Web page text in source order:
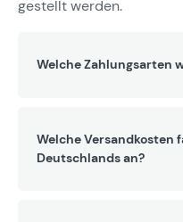
gestellt werden.
Welche Zahlungsarten
Welche Versandkosten
Deutschlands an?